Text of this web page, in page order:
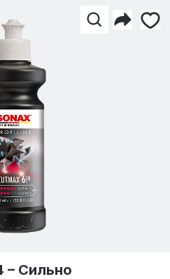
6/4 –
– Сильно